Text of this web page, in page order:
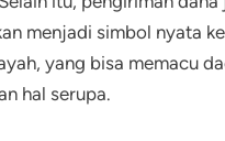
menjadi simbol nyata
yang bisa memacu
hal serupa.